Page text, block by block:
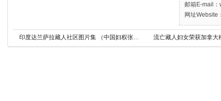
邮箱E-mail
网址Website
流亡藏人妇女荣获加拿大